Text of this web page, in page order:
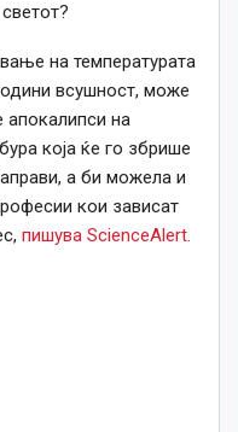
на температурата
всушност, може
апокалипси на
која ќе го збрише
а би можела и
кои зависат
пишува ScienceAlert.